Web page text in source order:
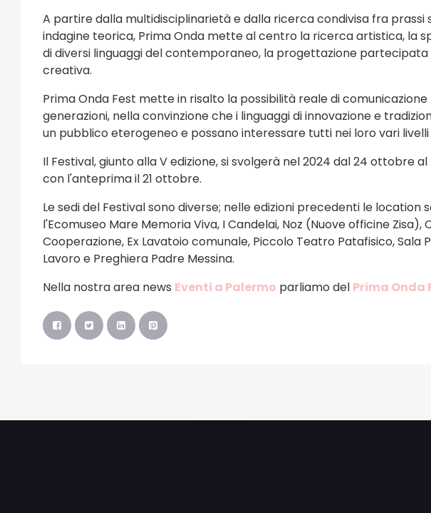
A partire dalla multidisciplinarietà e dalla ricerca condivisa fra prassi
indagine teorica, Prima Onda mette al centro la ricerca artistica, la
di diversi linguaggi del contemporaneo, la progettazione
creativa.
Prima Onda Fest mette in risalto la possibilità reale di
generazioni, nella convinzione che i linguaggi di innovazione e
un pubblico eterogeneo e possano interessare tutti nei loro vari livelli
Il Festival, giunto alla V edizione, si svolgerà nel 2024 dal 24 ottobre
con l'anteprima il 21 ottobre.
Le sedi del Festival sono diverse; nelle edizioni precedenti le location
l'Ecomuseo Mare Memoria Viva, I Candelai, Noz (Nuove officine Zisa),
Cooperazione, Ex Lavatoio comunale, Piccolo Teatro Patafisico, Sala
Lavoro e Preghiera Padre Messina.
Nella nostra area news Eventi a Palermo parliamo del Prima Onda